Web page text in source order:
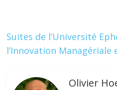
Suites de l’Université
l’Innovation
Olivier